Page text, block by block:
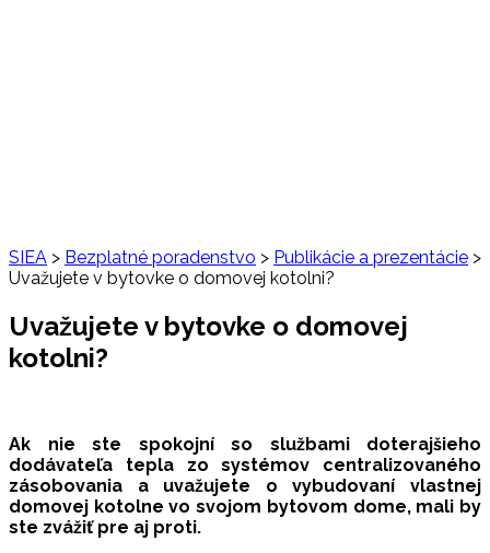
SIEA > Bezplatné poradenstvo > Publikácie a prezentácie >
Uvažujete v bytovke o domovej kotolni?
Uvažujete v bytovke o domovej
kotolni?
Ak nie ste spokojní so službami doterajšieho
dodávateľa tepla zo systémov centralizovaného
zásobovania a uvažujete o vybudovaní vlastnej
domovej kotolne vo svojom bytovom dome, mali by
ste zvážiť pre aj proti.